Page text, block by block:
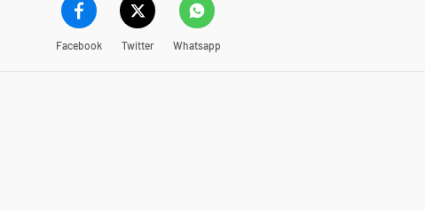
Facebook Twitter Whatsapp